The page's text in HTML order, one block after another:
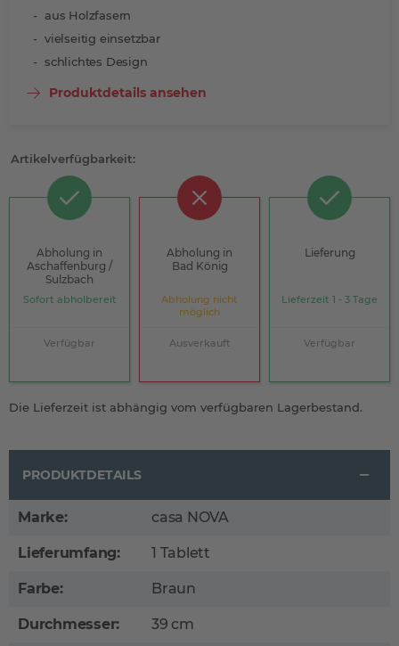
aus Holzfasern
vielseitig einsetzbar
schlichtes Design
Produktdetails ansehen
Artikelverfügbarkeit:
Abholung in
Aschaffenburg /
Sulzbach
Sofort abholbereit
Verfügbar
Abholung in
Bad König
Abholung nicht
möglich
Ausverkauft
Lieferung
Lieferzeit 1 - 3 Tage
Verfügbar
Die Lieferzeit ist abhängig vom verfügbaren Lagerbestand.
PRODUKTDETAILS
Marke: casa NOVA
Lieferumfang: 1 Tablett
Farbe: Braun
Durchmesser: 39 cm